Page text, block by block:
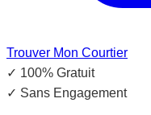
Trouver Mon Courtier
✓ 100% Gratuit
✓ Sans Engagement